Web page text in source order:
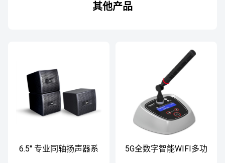
其他产品
6.5" 专业同轴扬声器系
5G全数字智能WIFI多功